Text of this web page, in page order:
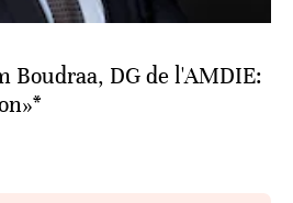
Boudraa, DG de l'AMDIE: